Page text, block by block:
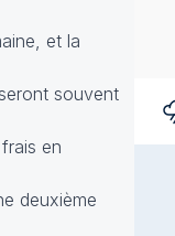
et la
souvent
en
deuxième